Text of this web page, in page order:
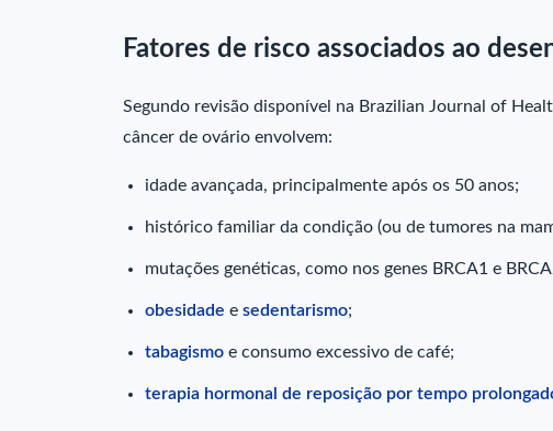
Fatores de risco associados ao
Segundo revisão disponível na Brazilian Journal of
câncer de ovário envolvem:
idade avançada, principalmente após os 50 anos;
histórico familiar da condição (ou de tumores na
mutações genéticas, como nos genes BRCA1 e
obesidade e sedentarismo;
tabagismo e consumo excessivo de café;
terapia hormonal de reposição por tempo